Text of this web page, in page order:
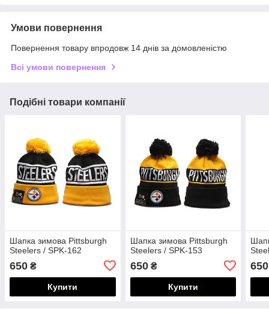
Умови повернення
Повернення товару впродовж 14 днів за домовленістю
Всі умови повернення
Подібні товари компанії
Шапка зимова Pittsburgh
Steelers / SPK-162
650 ₴
Купити
Шапка зимова Pittsburgh
Steelers / SPK-153
650₴
Купити
650